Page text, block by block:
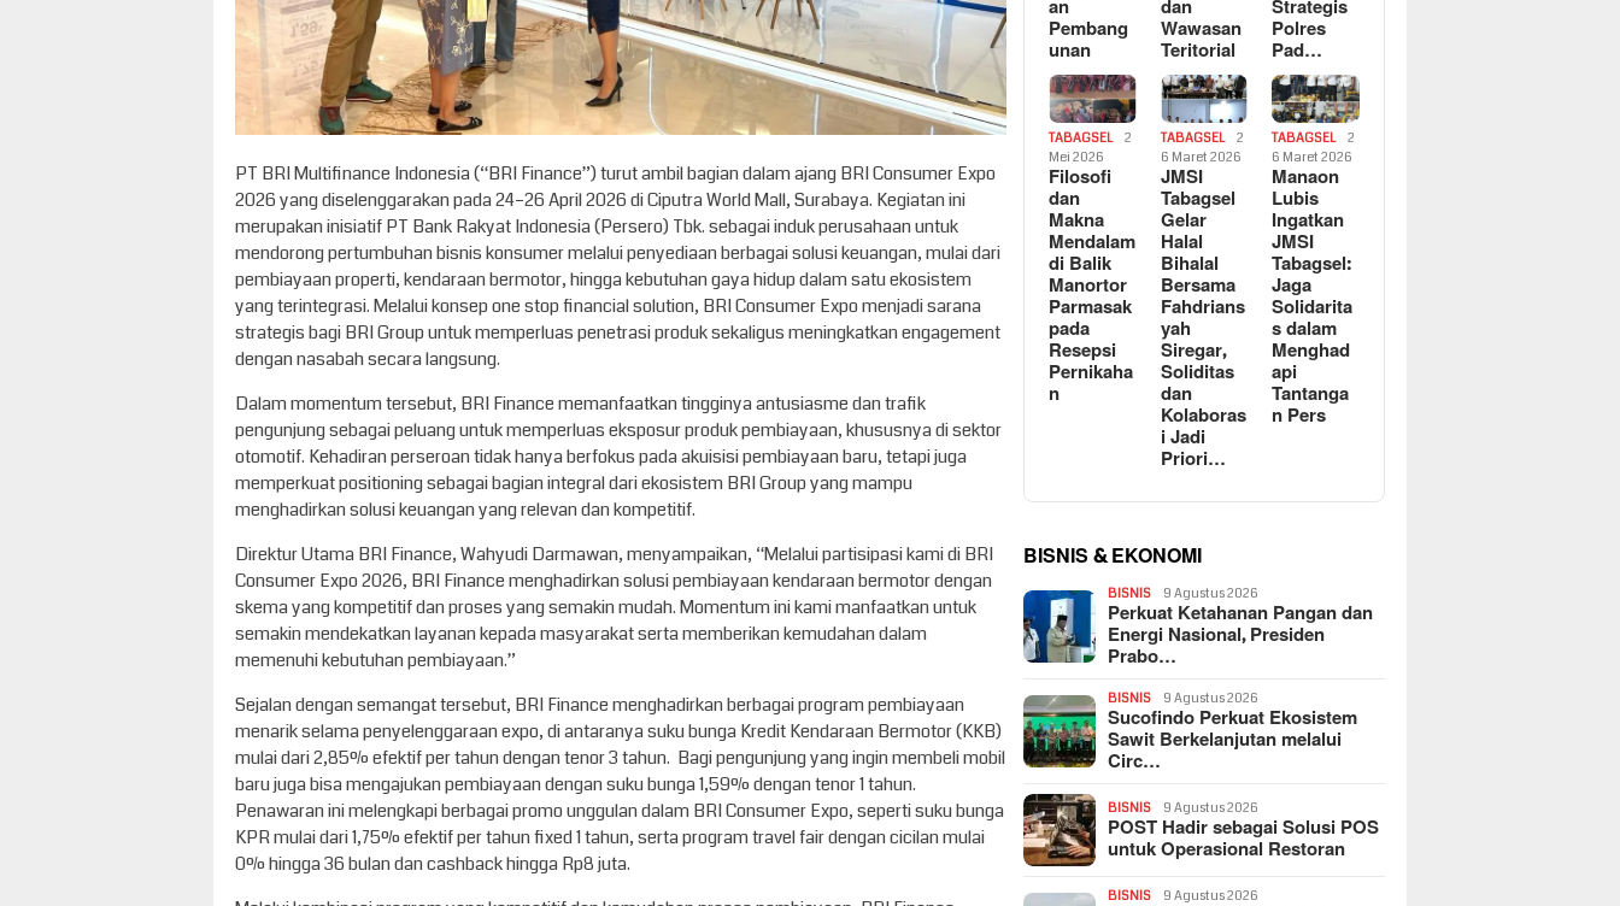
PT BRI Multifinance Indonesia (“BRI Finance”) turut ambil bagian dalam ajang BRI Consumer Expo
2026 yang diselenggarakan pada 24–26 April 2026 di Ciputra World Mall, Surabaya. Kegiatan ini
merupakan inisiatif PT Bank Rakyat Indonesia (Persero) Tbk. sebagai induk perusahaan untuk
mendorong pertumbuhan bisnis konsumer melalui penyediaan berbagai solusi keuangan, mulai dari
pembiayaan properti, kendaraan bermotor, hingga kebutuhan gaya hidup dalam satu ekosistem
yang terintegrasi. Melalui konsep one stop financial solution, BRI Consumer Expo menjadi sarana
strategis bagi BRI Group untuk memperluas penetrasi produk sekaligus meningkatkan engagement
dengan nasabah secara langsung.
Dalam momentum tersebut, BRI Finance memanfaatkan tingginya antusiasme dan trafik
pengunjung sebagai peluang untuk memperluas eksposur produk pembiayaan, khususnya di sektor
otomotif. Kehadiran perseroan tidak hanya berfokus pada akuisisi pembiayaan baru, tetapi juga
memperkuat positioning sebagai bagian integral dari ekosistem BRI Group yang mampu
menghadirkan solusi keuangan yang relevan dan kompetitif.
Direktur Utama BRI Finance, Wahyudi Darmawan, menyampaikan, “Melalui partisipasi kami di BRI
Consumer Expo 2026, BRI Finance menghadirkan solusi pembiayaan kendaraan bermotor dengan
skema yang kompetitif dan proses yang semakin mudah. Momentum ini kami manfaatkan untuk
semakin mendekatkan layanan kepada masyarakat serta memberikan kemudahan dalam
memenuhi kebutuhan pembiayaan.”
Sejalan dengan semangat tersebut, BRI Finance menghadirkan berbagai program pembiayaan
menarik selama penyelenggaraan expo, di antaranya suku bunga Kredit Kendaraan Bermotor (KKB)
mulai dari 2,85% efektif per tahun dengan tenor 3 tahun. Bagi pengunjung yang ingin membeli mobil
baru juga bisa mengajukan pembiayaan dengan suku bunga 1,59% dengan tenor 1 tahun.
Penawaran ini melengkapi berbagai promo unggulan dalam BRI Consumer Expo, seperti suku bunga
KPR mulai dari 1,75% efektif per tahun fixed 1 tahun, serta program travel fair dengan cicilan mulai
0% hingga 36 bulan dan cashback hingga Rp8 juta.
an
Pembang
unan
dan
Wawasan
Teritorial
Strategis
Polres
Pad…
TABAGSEL
2
Mei 2026
Filosofi
dan
Makna
Mendalam
di Balik
Manortor
Parmasak
pada
Resepsi
Pernikaha
n
TABAGSEL
2
6 Maret 2026
JMSI
Tabagsel
Gelar
Halal
Bihalal
Bersama
Fahdrians
yah
Siregar,
Soliditas
dan
Kolaboras
i Jadi
Priori…
TABAGSEL
2
6 Maret 2026
Manaon
Lubis
Ingatkan
JMSI
Tabagsel:
Jaga
Solidarita
s dalam
Menghad
api
Tantanga
n Pers
BISNIS & EKONOMI
BISNIS 9 Agustus 2026
Perkuat Ketahanan Pangan dan
Energi Nasional, Presiden
Prabo…
BISNIS 9 Agustus 2026
Sucofindo Perkuat Ekosistem
Sawit Berkelanjutan melalui
Circ…
BISNIS 9 Agustus 2026
POST Hadir sebagai Solusi POS
untuk Operasional Restoran
BISNIS 9 Agustus 2026